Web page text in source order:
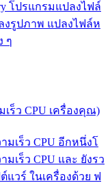
โปรแกรมแปลงไฟล์
งรูปภาพ แปลงไฟล์ห
ๆ
เร็ว CPU เครื่องคุณ)
มเร็ว CPU อีกหนึ่งโ
เร็ว CPU และ ยังรว
วร์ ในเครื่องด้วย ฟ